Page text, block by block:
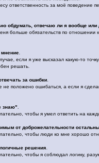
ответственность за моё поведение
обдумать, отвечаю ли я вообще или
больше обязательств по отношении
.
если я уже высказал какую-то
решать.
за ошибки.
не положено ошибаться, а если я
знаю".
чтобы я умел ответить на
от доброжелательности
чтобы люди ко мне хорошо
решения.
чтобы я соблюдал логику,